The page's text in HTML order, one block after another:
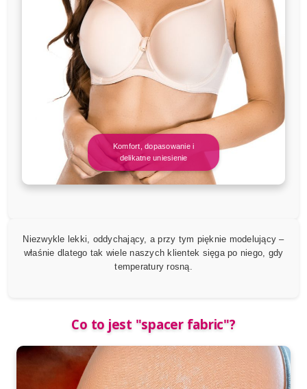
Komfort, dopasowanie i
delikatne uniesienie
Niezwykle lekki, oddychający, a przy tym pięknie modelujący –
właśnie dlatego tak wiele naszych klientek sięga po niego, gdy
temperatury rosną.
Co to jest "spacer fabric"?